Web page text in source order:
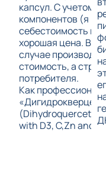
капсул. С учетом
компонентов (я
себестоимость
хорошая цена.
случае
стоимость, а
потребителя.
Как
(Dihydroquercetin
with D3, C,Zn and